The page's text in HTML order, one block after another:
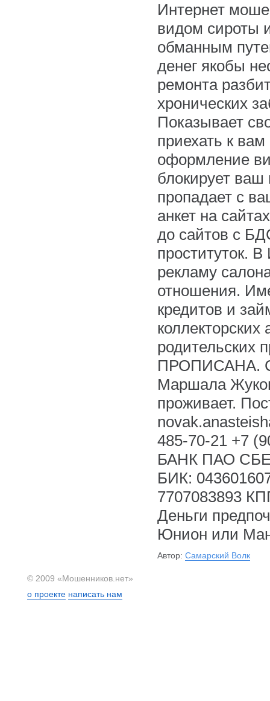
Интернет
видом сироты
обманным
денег якобы
ремонта
хронических
Показывает
приехать к
оформление
блокирует
пропадает с
анкет на
до сайтов с
проституток.
рекламу
отношения.
кредитов и
родительских
ПРОПИСАНА.
Маршала
проживает.
485-70-21 +7
БАНК ПАО
БИК:
7707083893
Деньги
Юнион или
Автор: Самарский Волк
© 2009 «Мошенников.нет»
о проекте написать нам